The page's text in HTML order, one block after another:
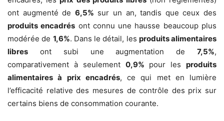
ont augmenté de 6,5% sur un an, tandis que ceux des
produits encadrés ont connu une hausse beaucoup plus
modérée de 1,6%. Dans le détail, les produits alimentaires
libres ont subi une augmentation de 7,5%,
comparativement à seulement 0,9% pour les produits
alimentaires à prix encadrés, ce qui met en lumière
l’efficacité relative des mesures de contrôle des prix sur
certains biens de consommation courante.